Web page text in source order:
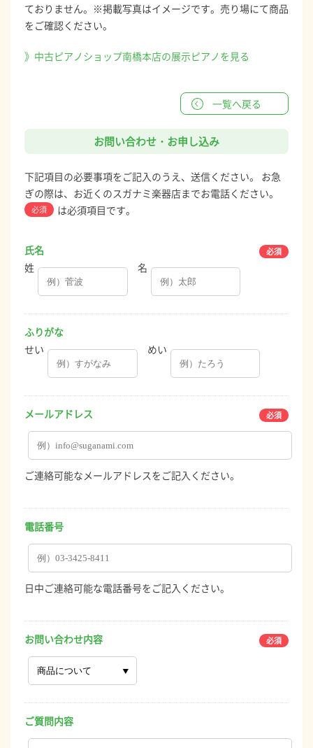
ておりません。※掲載写真はイメージです。売り場にて商品
をご確認ください。
》中古ピアノショップ南橋本店の展示ピアノを見る
一覧へ戻る
お問い合わせ・お申し込み
下記項目の必要事項をご記入のうえ、送信ください。 お急
ぎの際は、お近くのスガナミ楽器店までお電話ください。
必須 は必須項目です。
氏名
姓
名
ふりがな
せい
めい
メールアドレス
ご連絡可能なメールアドレスをご記入ください。
電話番号
日中ご連絡可能な電話番号をご記入ください。
お問い合わせ内容
ご質問内容